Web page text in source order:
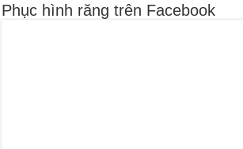
Phục hình răng trên Facebook